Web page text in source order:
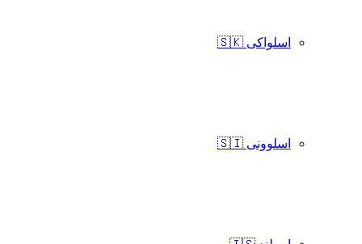
اسلواکی 🇸🇰
اسلوونی 🇸🇮